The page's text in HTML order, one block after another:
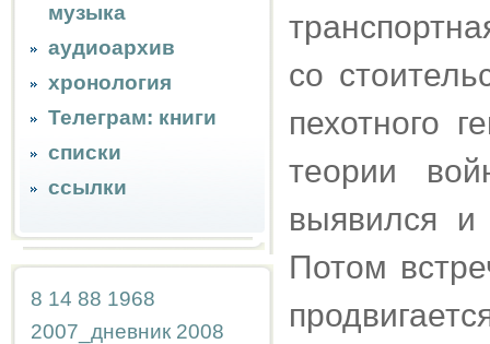
музыка
аудиоархив
хронология
Телеграм: книги
списки
ссылки
8 14 88 1968
2007_дневник 2008
со
пехотного
теории
выявился и
Потом